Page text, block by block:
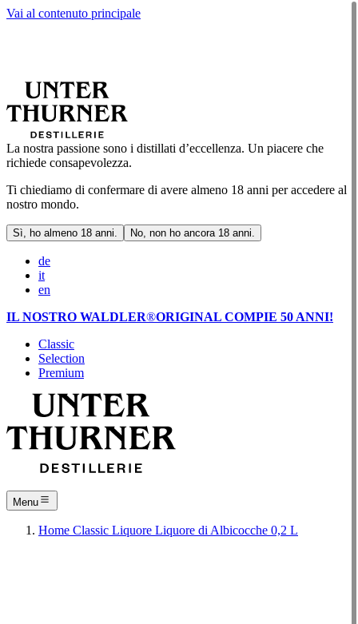
Vai al contenuto principale
La nostra passione sono i distillati d’eccellenza. Un piacere che
richiede consapevolezza.
Ti chiediamo di confermare di avere almeno 18 anni per accedere al
nostro mondo.
Sì, ho almeno 18 anni. No, non ho ancora 18 anni.
de
it
en
IL NOSTRO WALDLER®ORIGINAL COMPIE 50 ANNI!
Classic
Selection
Premium
Menu
Home Classic Liquore Liquore di Albicocche 0,2 L